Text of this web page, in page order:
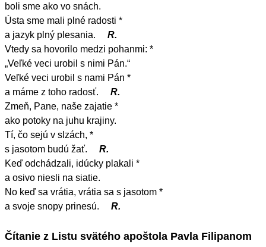
boli sme ako vo snách.
Ústa sme mali plné radosti *
a jazyk plný plesania.
R.
Vtedy sa hovorilo medzi pohanmi: *
„Veľké veci urobil s nimi Pán.“
Veľké veci urobil s nami Pán *
a máme z toho radosť.
R.
Zmeň, Pane, naše zajatie *
ako potoky na juhu krajiny.
Tí, čo sejú v slzách, *
s jasotom budú žať.
R.
Keď odchádzali, idúcky plakali *
a osivo niesli na siatie.
No keď sa vrátia, vrátia sa s jasotom *
a svoje snopy prinesú.
R.
Čítanie z Listu svätého apoštola Pavla Filipanom